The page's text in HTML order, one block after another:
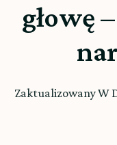
głowę
Zaktualizowany W